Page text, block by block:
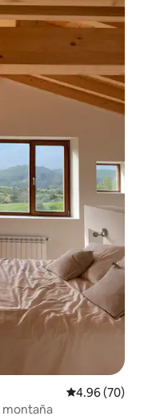
Calificación
4.96 (70)
montaña